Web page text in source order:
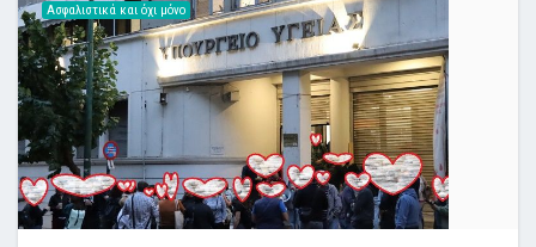
Ασφαλιστικά και όχι μόνο